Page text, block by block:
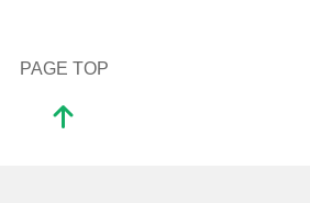
PAGE TOP